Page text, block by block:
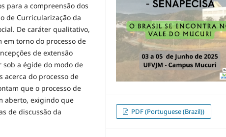
para a compreensão dos
de Curricularização da
De caráter qualitativo,
torno do processo de
de extensão
a égide do modo de
acerca do processo de
que o processo de
aberto, exigindo que
de discussão da
PDF (Portuguese (Brazil))